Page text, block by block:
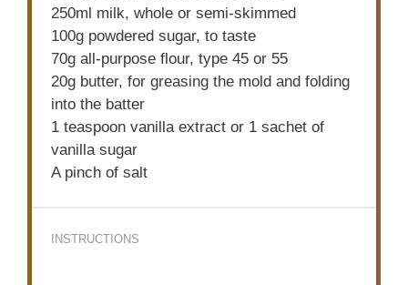
250ml milk, whole or semi-skimmed
100g powdered sugar, to taste
70g all-purpose flour, type 45 or 55
20g butter, for greasing the mold and folding
into the batter
1 teaspoon vanilla extract or 1 sachet of
vanilla sugar
A pinch of salt
INSTRUCTIONS